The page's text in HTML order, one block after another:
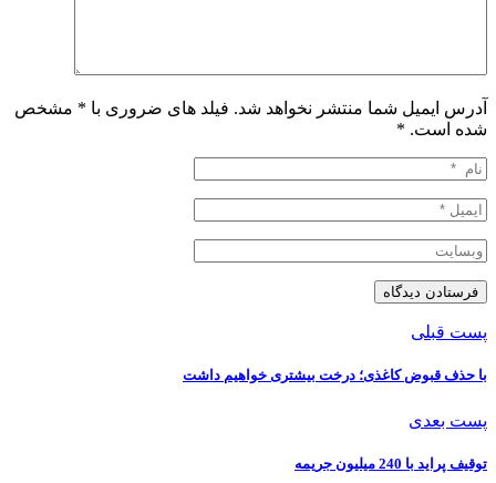
آدرس ایمیل شما منتشر نخواهد شد. فیلد های ضروری با * مشخص
شده است. *
پست قبلی
با حذف قبوض کاغذی؛ درخت بیشتری خواهیم داشت
پست بعدی
توقیف پراید با 240 میلیون جریمه